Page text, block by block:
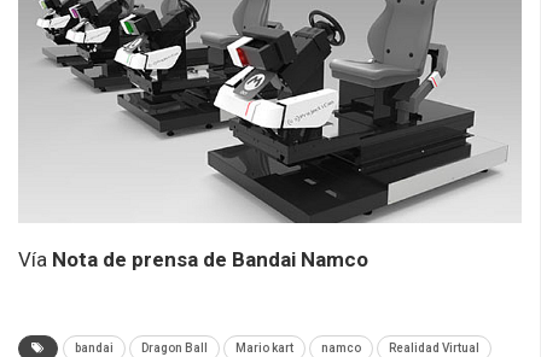
Vía Nota de prensa de Bandai Namco
bandai Dragon Ball Mario kart namco Realidad Virtual